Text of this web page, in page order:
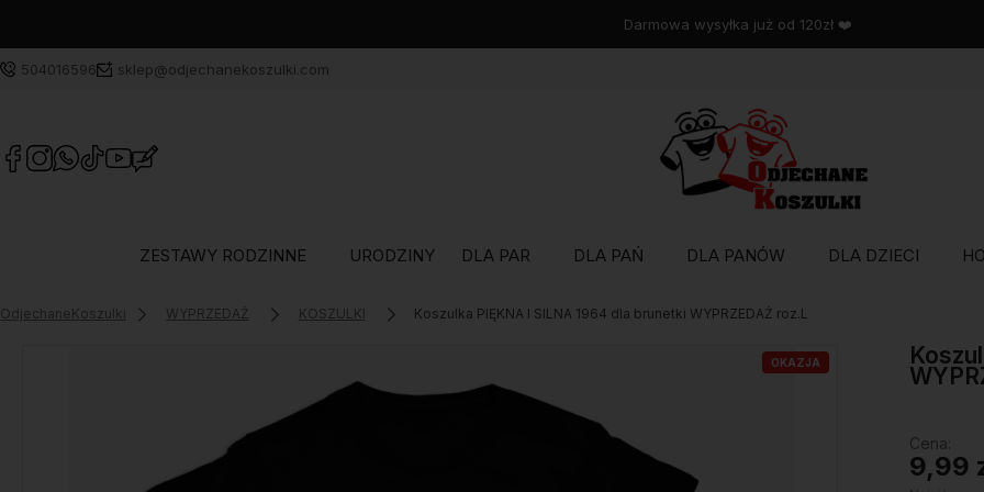
Wysyłka w 48 godzin
504016596 sklep@odjechanekoszulki.com
ZESTAWY RODZINNE URODZINY DLA PAR DLA PAŃ DLA PANÓW DLA DZIECI
OdjechaneKoszulki WYPRZEDAŻ KOSZULKI Koszulka PIĘKNA I SILNA 1964 dla brunetki WYPRZEDAŻ roz.L
OKAZJA
Cena:
9,99